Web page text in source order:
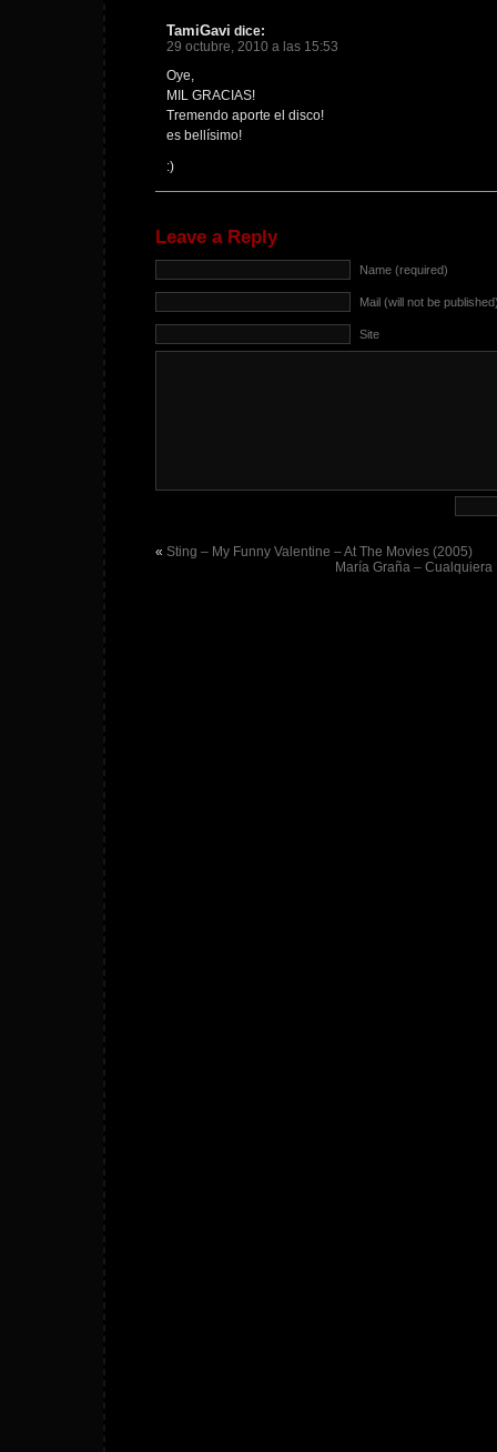
TamiGavi dice:
29 octubre, 2010 a las 15:53
Oye,
MIL GRACIAS!
Tremendo aporte el disco!
es bellísimo!
:)
Leave a Reply
Name (required)
Mail (will not be
Site
« Sting – My Funny Valentine – At The Movies (2005)
María Graña –